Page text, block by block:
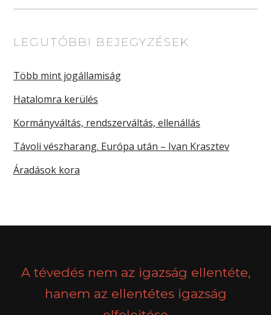
LEGUTÓBBI BEJEGYZÉSEK
Több mint jogállamiság
Hatalomra kerülés
Kormányváltás, rendszerváltás, ellenállás
Távoli vészharang. Európa után – Ivan Krasztev
Áradások kora
A tévedés nem az igazság ellentéte,
hanem az ellentétes igazság